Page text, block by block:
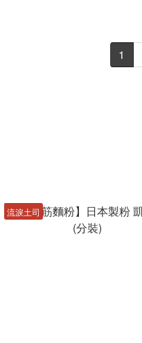
1
流淚土司